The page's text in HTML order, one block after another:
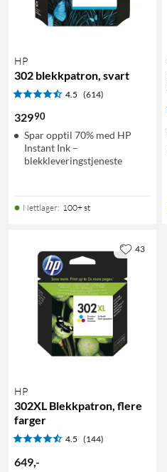
HP
302 blekkpatron, svart
4.5 (614)
32990
Spar opptil 70% med HP
Instant Ink –
blekkleveringstjeneste
Nettlager: 100+ st
HP
302XL Blekkpatron, flere
farger
4.5 (144)
649,-
43